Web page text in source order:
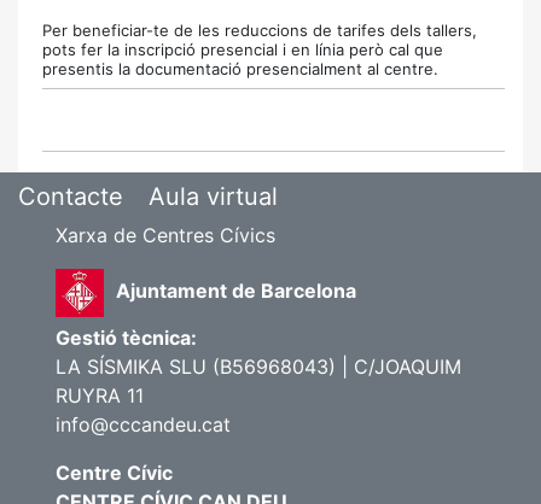
Per beneficiar-te de les reduccions de tarifes dels tallers,
pots fer la inscripció presencial i en línia però cal que
presentis la documentació presencialment al centre.
Contacte Aula virtual
Xarxa de Centres Cívics
Ajuntament de Barcelona
Gestió tècnica:
LA SÍSMIKA SLU (B56968043) | C/JOAQUIM
RUYRA 11
info@cccandeu.cat
Centre Cívic